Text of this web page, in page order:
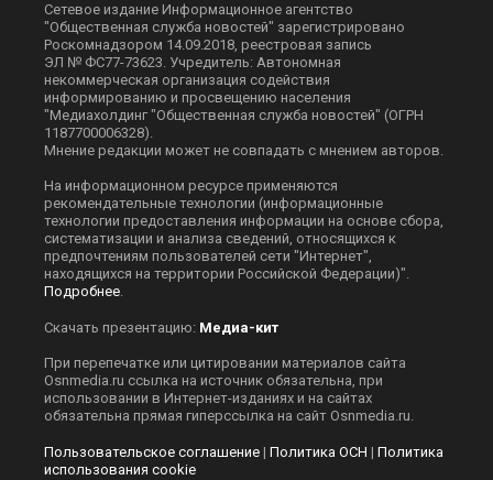
Сетевое издание Информационное агентство
"Общественная служба новостей" зарегистрировано
Роскомнадзором 14.09.2018, реестровая запись
ЭЛ № ФС77-73623. Учредитель: Автономная
некоммерческая организация содействия
информированию и просвещению населения
"Медиахолдинг "Общественная служба новостей" (ОГРН
1187700006328).
Мнение редакции может не совпадать с мнением авторов.
На информационном ресурсе применяются
рекомендательные технологии (информационные
технологии предоставления информации на основе сбора,
систематизации и анализа сведений, относящихся к
предпочтениям пользователей сети "Интернет",
находящихся на территории Российской Федерации)".
Подробнее.
Скачать презентацию: Медиа-кит
При перепечатке или цитировании материалов сайта
Оsnmedia.ru ссылка на источник обязательна, при
использовании в Интернет-изданиях и на сайтах
обязательна прямая гиперссылка на сайт Оsnmedia.ru.
Пользовательское соглашение | Политика ОСН | Политика
использования cookie